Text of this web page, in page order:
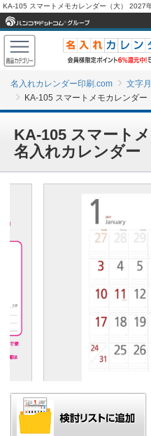
名入れカレンダー印刷.com
文字
KA-105 スマートメモカレンダー
KA-105 スマート
名入れカレンダー